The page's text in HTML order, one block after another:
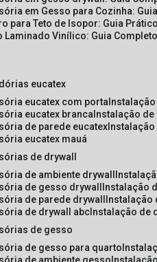
em Gesso para Cozinha:
para Teto de Isopor: Guia
Laminado Vinílico: Guia
eucatex
eucatex com porta
eucatex branca instalação
de parede eucatex
eucatex mauá
de drywall
de ambiente drywall
de gesso drywall
instalação
de parede drywall
de drywall abc instalação de
de gesso
de gesso para quarto